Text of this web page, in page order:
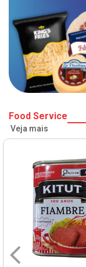
Food Service
Veja mais